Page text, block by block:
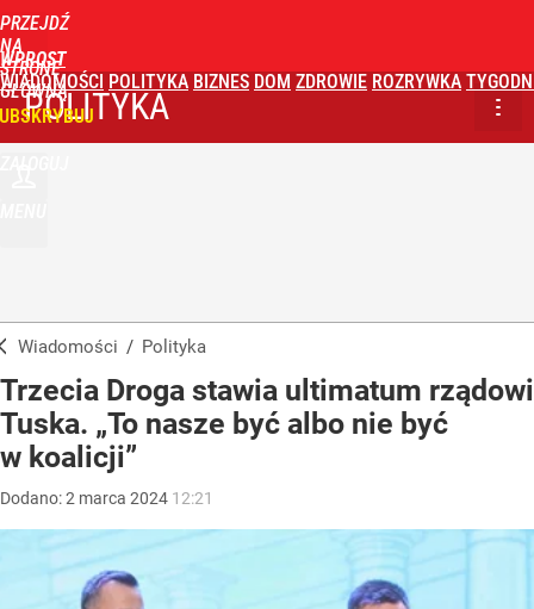
PRZEJDŹ
NA
STRONĘ
GŁÓWNĄ
WPROST
WIADOMOŚCI POLITYKA BIZNES DOM ZDROWIE ROZRYWKA
POLITYKA
Wiadomości / Polityka
Trzecia Droga stawia ultimatum rządowi
Tuska. „To nasze być albo nie być
w koalicji”
Dodano:2 marca 2024 12:21